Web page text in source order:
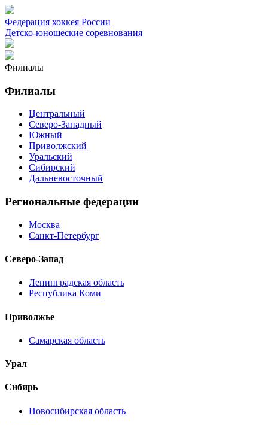
Федерация хоккея России
Детско-юношеские соревнования
Филиалы
Филиалы
Центральный
Северо-Западный
Южный
Приволжский
Уральский
Сибирский
Дальневосточный
Региональные федерации
Москва
Санкт-Петербург
Северо-Запад
Ленинградская область
Республика Коми
Приволжье
Самарская область
Урал
Сибирь
Новосибирская область